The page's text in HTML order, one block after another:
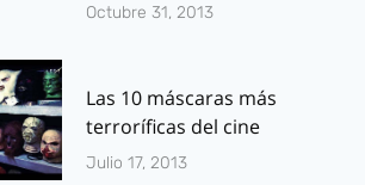
Octubre 31, 2013
Las 10 máscaras más
terroríficas del cine
Julio 17, 2013